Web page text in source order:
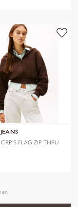
S-FLAG ZIP THRU